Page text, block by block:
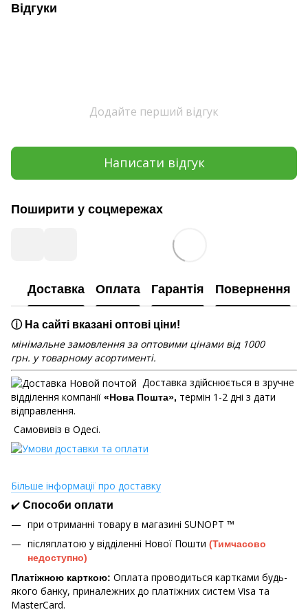
Відгуки
Додайте перший відгук
Написати відгук
Поширити у соцмережах
Доставка Оплата Гарантія Повернення
ⓘ На сайті вказані оптові ціни!
мінімальне замовлення за оптовими цінами від 1000
грн. у товарному асортименті.
Доставка здійснюється в зручне
відділення компанії «Нова Пошта», термін 1-2 дні з дати
відправлення.
Самовивіз в Одесі.
Більше інформації про доставку
✔️ Способи оплати
при отриманні товару в магазині SUNOPT ™
післяплатою у відділенні Нової Пошти (Тимчасово
недоступно)
Платіжною карткою: Оплата проводиться картками будь-
якого банку, приналежних до платіжних систем Visa та
MasterCard.